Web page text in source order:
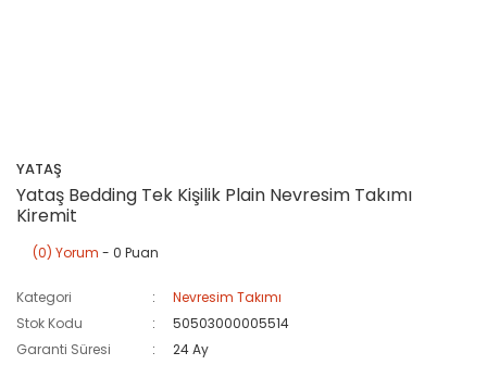
YATAŞ
Yataş Bedding Tek Kişilik Plain Nevresim Takımı
Kiremit
(0) Yorum - 0 Puan
Kategori
Nevresim Takımı
Stok Kodu
50503000005514
Garanti Süresi
24 Ay